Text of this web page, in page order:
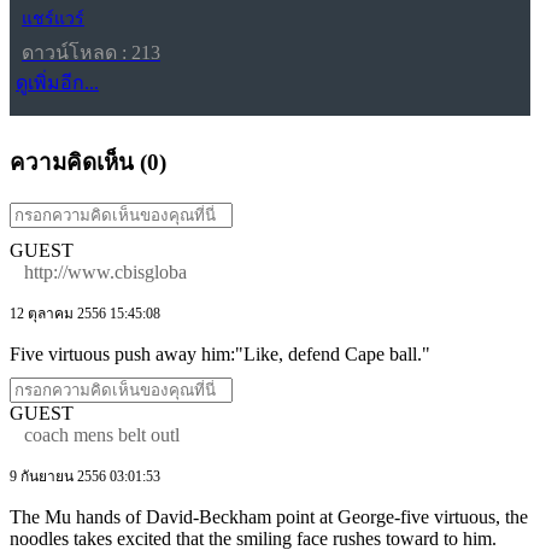
แชร์แวร์
ดาวน์โหลด : 213
ดูเพิ่มอีก...
ความคิดเห็น (0)
GUEST
http://www.cbisgloba
12 ตุลาคม 2556 15:45:08
Five virtuous push away him:"Like, defend Cape ball."
GUEST
coach mens belt outl
9 กันยายน 2556 03:01:53
The Mu hands of David-Beckham point at George-five virtuous, the
noodles takes excited that the smiling face rushes toward to him.